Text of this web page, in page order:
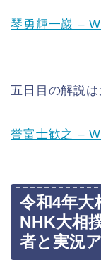
琴勇輝一巖 –
五日目の解説
誉富士歓之 –
令和4年大
NHK大相
者と実況